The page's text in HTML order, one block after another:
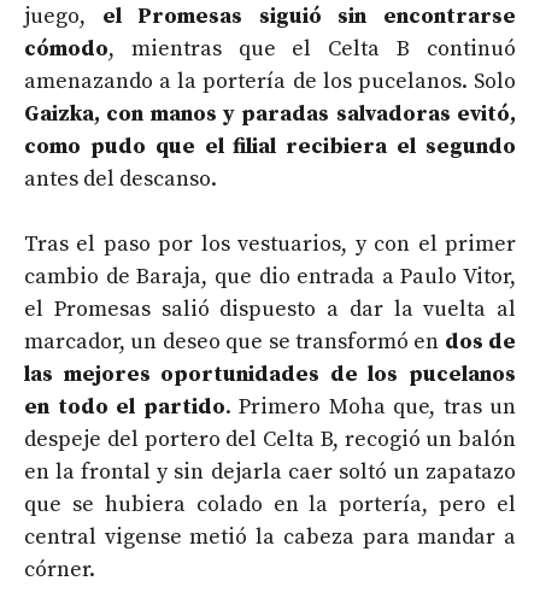
juego, el Promesas siguió sin encontrarse
cómodo, mientras que el Celta B continuó
amenazando a la portería de los pucelanos. Solo
Gaizka, con manos y paradas salvadoras evitó,
como pudo que el filial recibiera el segundo
antes del descanso.
Tras el paso por los vestuarios, y con el primer
cambio de Baraja, que dio entrada a Paulo Vitor,
el Promesas salió dispuesto a dar la vuelta al
marcador, un deseo que se transformó en dos de
las mejores oportunidades de los pucelanos
en todo el partido. Primero Moha que, tras un
despeje del portero del Celta B, recogió un balón
en la frontal y sin dejarla caer soltó un zapatazo
que se hubiera colado en la portería, pero el
central vigense metió la cabeza para mandar a
córner.